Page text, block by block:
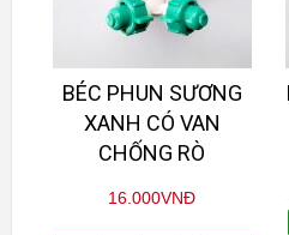
BÉC PHUN SƯƠNG
XANH CÓ VAN
CHỐNG RÒ
16.000VNĐ